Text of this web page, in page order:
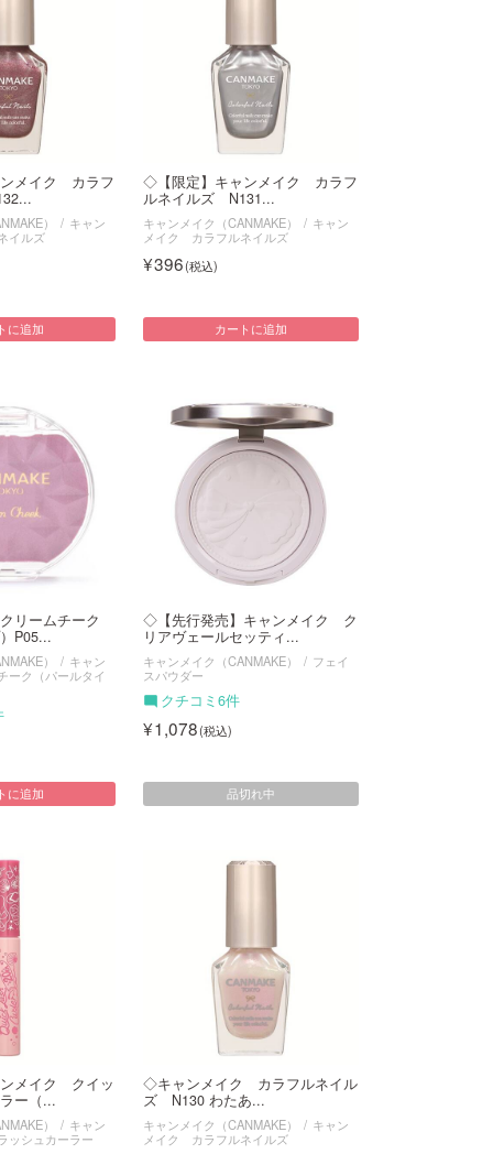
メイク カラフ
）
キャン
イルズ
に追加
◇【限定】キャンメイク カラフ
ルネイルズ N131...
キャンメイク（CANMAKE）
キャン
メイク カラフルネイルズ
396
カートに追加
リームチーク
P05...
）
キャン
ク（パールタイ
に追加
◇【先行発売】キャンメイク ク
リアヴェールセッティ...
キャンメイク（CANMAKE）
フェイ
スパウダー
クチコミ6件
1,078
品切れ中
メイク クイッ
ー（...
）
キャン
シュカーラー
◇キャンメイク カラフルネイル
ズ N130 わたあ...
キャンメイク（CANMAKE）
キャン
メイク カラフルネイルズ